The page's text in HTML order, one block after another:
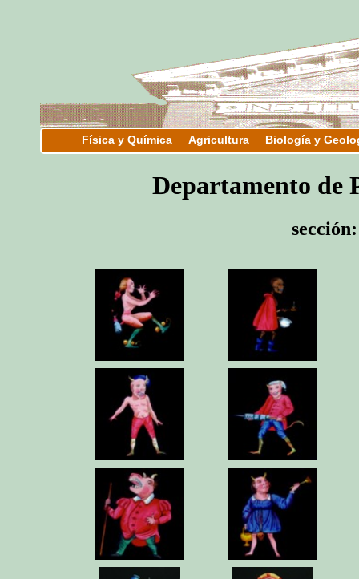
Física y Química Agricultura Biología y
Departamento